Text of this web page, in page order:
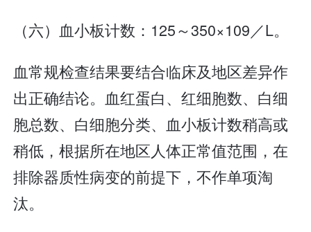
（六）血小板计数：125～350×109／L。
血常规检查结果要结合临床及地区差异作
出正确结论。血红蛋白、红细胞数、白细
胞总数、白细胞分类、血小板计数稍高或
稍低，根据所在地区人体正常值范围，在
排除器质性病变的前提下，不作单项淘
汰。